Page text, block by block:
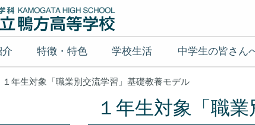
介 特徴・特色 学校生活 中学生の皆さん
１年生対象「職業別交流学習」基礎教養モデル
１年生対象「職